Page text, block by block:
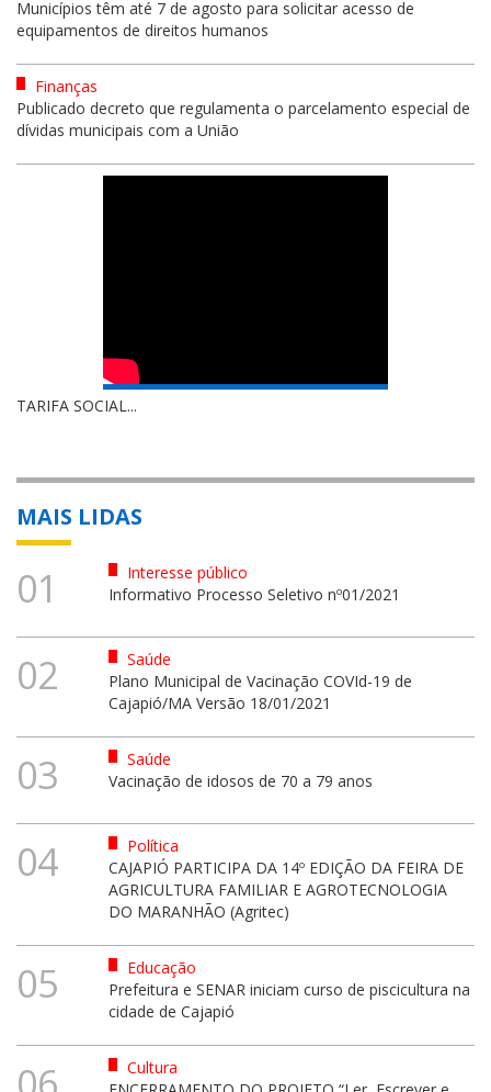
Municípios têm até 7 de agosto para solicitar acesso de
equipamentos de direitos humanos
Finanças
Publicado decreto que regulamenta o parcelamento especial de
dívidas municipais com a União
TARIFA SOCIAL...
MAIS LIDAS
01
Interesse público
Informativo Processo Seletivo nº01/2021
02
Saúde
Plano Municipal de Vacinação COVId-19 de
Cajapió/MA Versão 18/01/2021
03
Saúde
Vacinação de idosos de 70 a 79 anos
04
Política
CAJAPIÓ PARTICIPA DA 14º EDIÇÃO DA FEIRA DE
AGRICULTURA FAMILIAR E AGROTECNOLOGIA
DO MARANHÃO (Agritec)
05
Educação
Prefeitura e SENAR iniciam curso de piscicultura na
cidade de Cajapió
Cultura